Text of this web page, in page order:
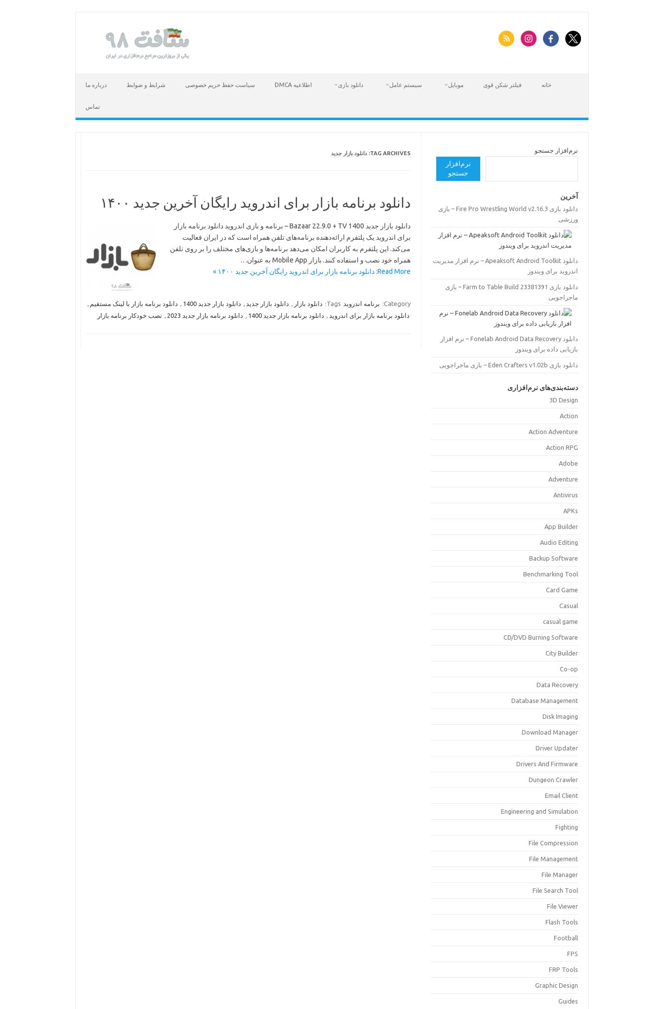
خانه فیلتر شکن قوی موبایل سیستم عامل دانلود بازی اطلاعیه DMCA سیاست حفظ حریم خصوصی شرایط و ضوابط درباره ما
تماس
TAG ARCHIVES: دانلود بازار جدید
دانلود برنامه بازار برای اندروید رایگان آخرین جدید ۱۴۰۰
دانلود بازار جدید 1400 Bazaar 22.9.0 + TV – برنامه و بازی اندروید دانلود برنامه بازار
برای اندروید یک پلتفرم ارائه‌دهنده برنامه‌های تلفن همراه است که در ایران فعالیت
می‌کند. این پلتفرم به کاربران امکان می‌دهد برنامه‌ها و بازی‌های مختلف را بر روی تلفن
همراه خود نصب و استفاده کنند. بازار Mobile App به عنوان…
Read More: دانلود برنامه بازار برای اندروید رایگان آخرین جدید ۱۴۰۰ »
Category: برنامه اندروید Tags: دانلود بازار , دانلود بازار جدید , دانلود بازار جدید 1400 , دانلود برنامه بازار با لینک مستقیم ,
دانلود برنامه بازار برای اندروید , دانلود برنامه بازار جدید 1400 , دانلود برنامه بازار جدید 2023 , نصب خودکار برنامه بازار
نرم‌افزار جستجو
نرم‌افزار
جستجو
آخرین
دانلود بازی Fire Pro Wrestling World v2.16.3 – بازی
ورزشی
دانلود Apeaksoft Android Toolkit – نرم افزار مدیریت
اندروید برای ویندوز
دانلود بازی Farm to Table Build 23381391 – بازی
ماجراجویی
دانلود Fonelab Android Data Recovery – نرم افزار
بازیابی داده برای ویندوز
دانلود بازی Eden Crafters v1.02b – بازی ماجراجویی
دسته‌بندی‌های نرم‌افزاری
3D Design
Action
Action Adventure
Action RPG
Adobe
Adventure
Antivirus
APKs
App Builder
Audio Editing
Backup Software
Benchmarking Tool
Card Game
Casual
casual game
CD/DVD Burning Software
City Builder
Co-op
Data Recovery
Database Management
Disk Imaging
Download Manager
Driver Updater
Drivers And Firmware
Dungeon Crawler
Email Client
Engineering and Simulation
Fighting
File Compression
File Management
File Manager
File Search Tool
File Viewer
Flash Tools
Football
FPS
FRP Tools
Graphic Design
Guides